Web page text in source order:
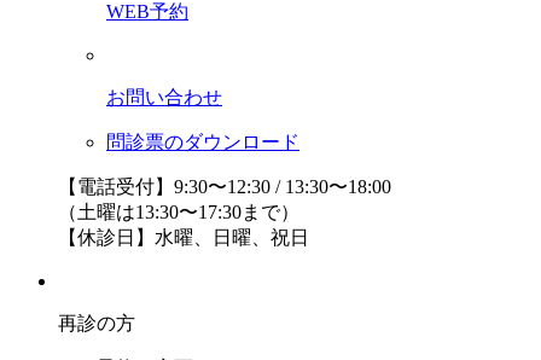
WEB予約
お問い合わせ
問診票のダウンロード
【電話受付】9:30〜12:30 / 13:30〜18:00
（土曜は13:30〜17:30まで）
【休診日】水曜、日曜、祝日
再診の方